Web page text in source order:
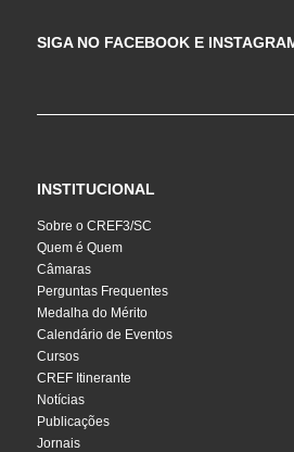
SIGA NO FACEBOOK E
INSTITUCIONAL
Sobre o CREF3/SC
Quem é Quem
Câmaras
Perguntas Frequentes
Medalha do Mérito
Calendário de Eventos
Cursos
CREF Itinerante
Notícias
Publicações
Jornais